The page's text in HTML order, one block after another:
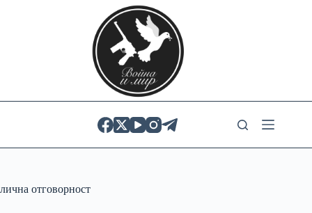
лична отговорност